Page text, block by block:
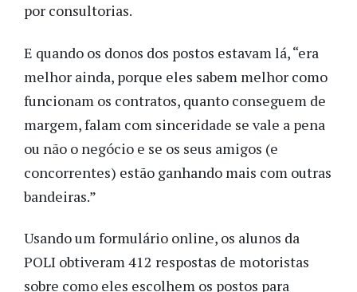
por consultorias.
E quando os donos dos postos estavam lá, “era
melhor ainda, porque eles sabem melhor como
funcionam os contratos, quanto conseguem de
margem, falam com sinceridade se vale a pena
ou não o negócio e se os seus amigos (e
concorrentes) estão ganhando mais com outras
bandeiras.”
Usando um formulário online, os alunos da
POLI obtiveram 412 respostas de motoristas
sobre como eles escolhem os postos para